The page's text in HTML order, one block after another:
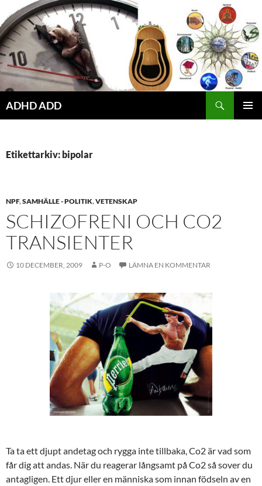
Hoppa
till
innehåll
ADHD ADD
Etikettarkiv: bipolar
NPF,SAMHÄLLE - POLITIK,VETENSKAP
SCHIZOFRENI OCH CO2
TRANSIENTER
10 DECEMBER, 2009 P-O LÄMNA EN KOMMENTAR
Ta ta ett djupt andetag och rygga inte tillbaka, Co2 är vad som
får dig att andas. När du reagerar långsamt på Co2 så sover du
antagligen. Ett djur eller en människa som innan födseln av en